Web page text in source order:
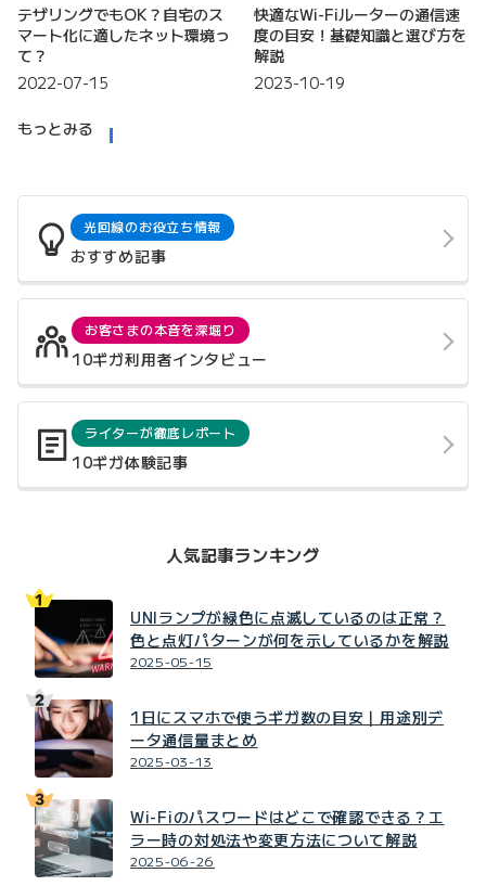
テザリングでもOK？自宅のス
マート化に適したネット環境っ
て？
2022-07-15
快適なWi-Fiルーターの通信速
度の目安！基礎知識と選び方を
解説
2023-10-19
もっとみる
光回線のお役立ち情報
おすすめ記事
お客さまの本音を深堀り
10ギガ利用者インタビュー
ライターが徹底レポート
10ギガ体験記事
人気記事ランキング
UNIランプが緑色に点滅しているのは正常？
色と点灯パターンが何を示しているかを解説
2025-05-15
1日にスマホで使うギガ数の目安｜用途別デ
ータ通信量まとめ
2025-03-13
Wi-Fiのパスワードはどこで確認できる？エ
ラー時の対処法や変更方法について解説
2025-06-26